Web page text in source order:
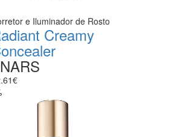
e Iluminador de Rosto
Creamy
NARS